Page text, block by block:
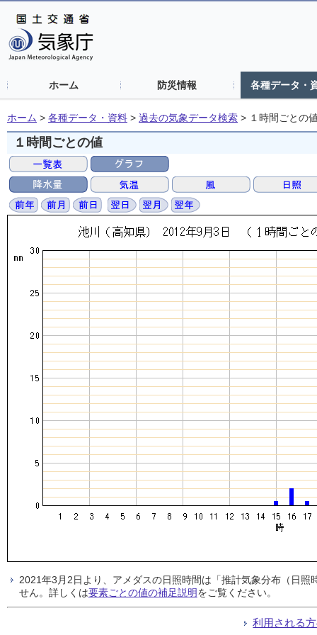
ホーム 防災情報 各種データ・
ホーム > 各種データ・資料 > 過去の気象データ検索 > １時間ごとの
１時間ごとの値
2021年3月2日より、アメダスの日照時間は「推計気象分布（日
せん。詳しくは要素ごとの値の補足説明をご覧ください。
利用される